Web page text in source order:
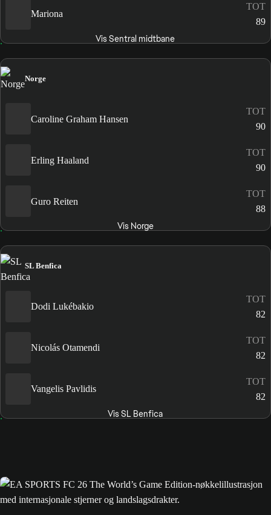
Mariona
TOT
89
Vis Sentral midtbane
Norge
Caroline Graham Hansen
TOT
90
Erling Haaland
TOT
90
Guro Reiten
TOT
88
Vis Norge
SL Benfica
Dodi Lukébakio
TOT
82
Nicolás Otamendi
TOT
82
Vangelis Pavlidis
TOT
82
Vis SL Benfica